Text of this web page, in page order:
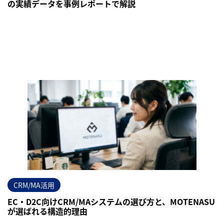
の実績データを事例レポートで解説
CRM/MA活用
EC・D2C向けCRM/MAシステムの選び方と、MOTENASU
が選ばれる構造的理由